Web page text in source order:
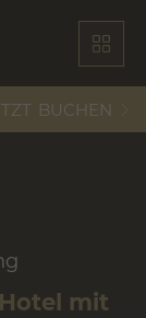
BUCHEN
mit